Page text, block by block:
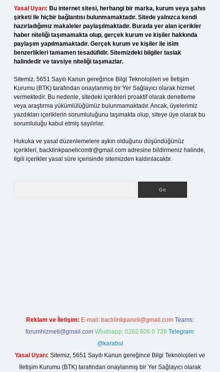
Yasal Uyarı: Bu internet sitesi, herhangi bir marka, kurum veya şahıs
şirketi ile hiçbir bağlantısı bulunmamaktadır. Sitede yalnızca kendi
hazırladığımız makaleler paylaşılmaktadır. Burada yer alan içerikler
haber niteliği taşımamakta olup, gerçek kurum ve kişiler hakkında
paylaşım yapılmamaktadır. Gerçek kurum ve kişiler ile isim
benzerlikleri tamamen tesadüfidir. Sitemizdeki bilgiler taslak
halindedir ve tavsiye niteliği taşımazlar.
Sitemiz, 5651 Sayılı Kanun gereğince Bilgi Teknolojileri ve İletişim
Kurumu (BTK) tarafından onaylanmış bir Yer Sağlayıcı olarak hizmet
vermektedir. Bu nedenle, sitedeki içerikleri proaktif olarak denetleme
veya araştırma yükümlülüğümüz bulunmamaktadır. Ancak, üyelerimiz
yazdıkları içeriklerin sorumluluğunu taşımakta olup, siteye üye olarak bu
sorumluluğu kabul etmiş sayılırlar.
Hukuka ve yasal düzenlemelere aykırı olduğunu düşündüğünüz
içerikleri, backlinkpanelicomtr@gmail.com adresine bildirmeniz halinde,
ilgili içerikler yasal süre içerisinde sitemizden kaldırılacaktır.
Reklam ve İletişim: E-mail: backlinkpaneli@gmail.com Teams:
forumhizmeti@gmail.com Whatsapp: 0262 606 0 726 Telegram:
@karabul
Yasal Uyarı: Sitemiz, 5651 Sayılı Kanun gereğince Bilgi Teknolojileri ve
İletişim Kurumu (BTK) tarafından onaylanmış bir Yer Sağlayıcı olarak